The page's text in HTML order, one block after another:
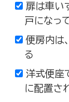
扉は車い
戸になっ
便房内は
る
洋式便座
に配置さ